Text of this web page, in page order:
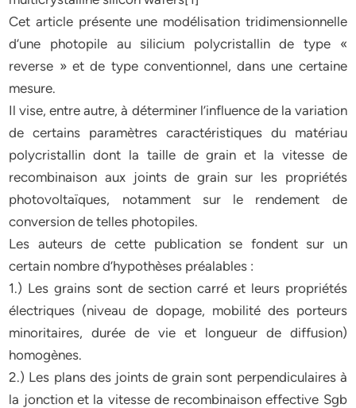
Cet article présente une modélisation tridimensionnelle
d’une photopile au silicium polycristallin de type «
reverse » et de type conventionnel, dans une certaine
mesure.
Il vise, entre autre, à déterminer l’influence de la variation
de certains paramètres caractéristiques du matériau
polycristallin dont la taille de grain et la vitesse de
recombinaison aux joints de grain sur les propriétés
photovoltaïques, notamment sur le rendement de
conversion de telles photopiles.
Les auteurs de cette publication se fondent sur un
certain nombre d’hypothèses préalables :
1.) Les grains sont de section carré et leurs propriétés
électriques (niveau de dopage, mobilité des porteurs
minoritaires, durée de vie et longueur de diffusion)
homogènes.
2.) Les plans des joints de grain sont perpendiculaires à
la jonction et la vitesse de recombinaison effective Sgb